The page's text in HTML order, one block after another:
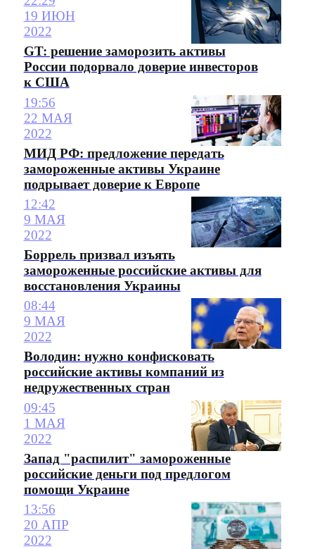
19 ИЮН
2022
GT: решение заморозить активы
России подорвало доверие инвесторов
к США
19:56
22 МАЯ
2022
МИД РФ: предложение передать
замороженные активы Украине
подрывает доверие к Европе
12:42
9 МАЯ
2022
Боррель призвал изъять
замороженные российские активы для
восстановления Украины
08:44
9 МАЯ
2022
Володин: нужно конфисковать
российские активы компаний из
недружественных стран
09:45
1 МАЯ
2022
Запад "распилит" замороженные
российские деньги под предлогом
помощи Украине
13:56
20 АПР
2022